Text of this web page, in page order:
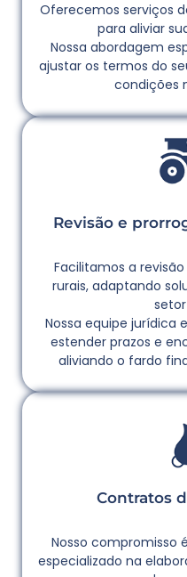
Oferecemos serviços
para aliviar
Nossa abordagem
ajustar os termos do
condições
Revisão e
Facilitamos a
rurais, adaptando
Nossa equipe jurídica
estender prazos e
aliviando o fardo
Contratos
Nosso compromisso
especializado na